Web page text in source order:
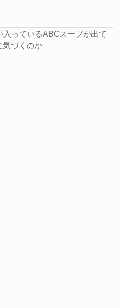
入っているABCスープが出て
気づくのか